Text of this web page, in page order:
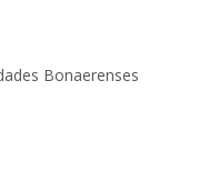
Bonaerenses